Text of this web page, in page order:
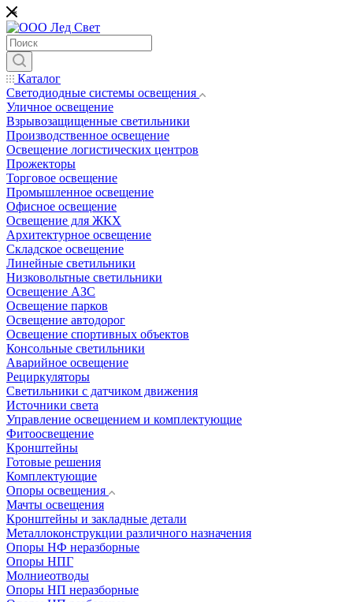
Каталог
Светодиодные системы освещения
Уличное освещение
Взрывозащищенные светильники
Производственное освещение
Освещение логистических центров
Прожекторы
Торговое освещение
Промышленное освещение
Офисное освещение
Освещение для ЖКХ
Архитектурное освещение
Складское освещение
Линейные светильники
Низковольтные светильники
Освещение АЗС
Освещение парков
Освещение автодорог
Освещение спортивных объектов
Консольные светильники
Аварийное освещение
Рециркуляторы
Светильники с датчиком движения
Источники света
Управление освещением и комплектующие
Фитоосвещение
Кронштейны
Готовые решения
Комплектующие
Опоры освещения
Мачты освещения
Кронштейны и закладные детали
Металлоконструкции различного назначения
Опоры НФ неразборные
Опоры НПГ
Молниеотводы
Опоры НП неразборные
*